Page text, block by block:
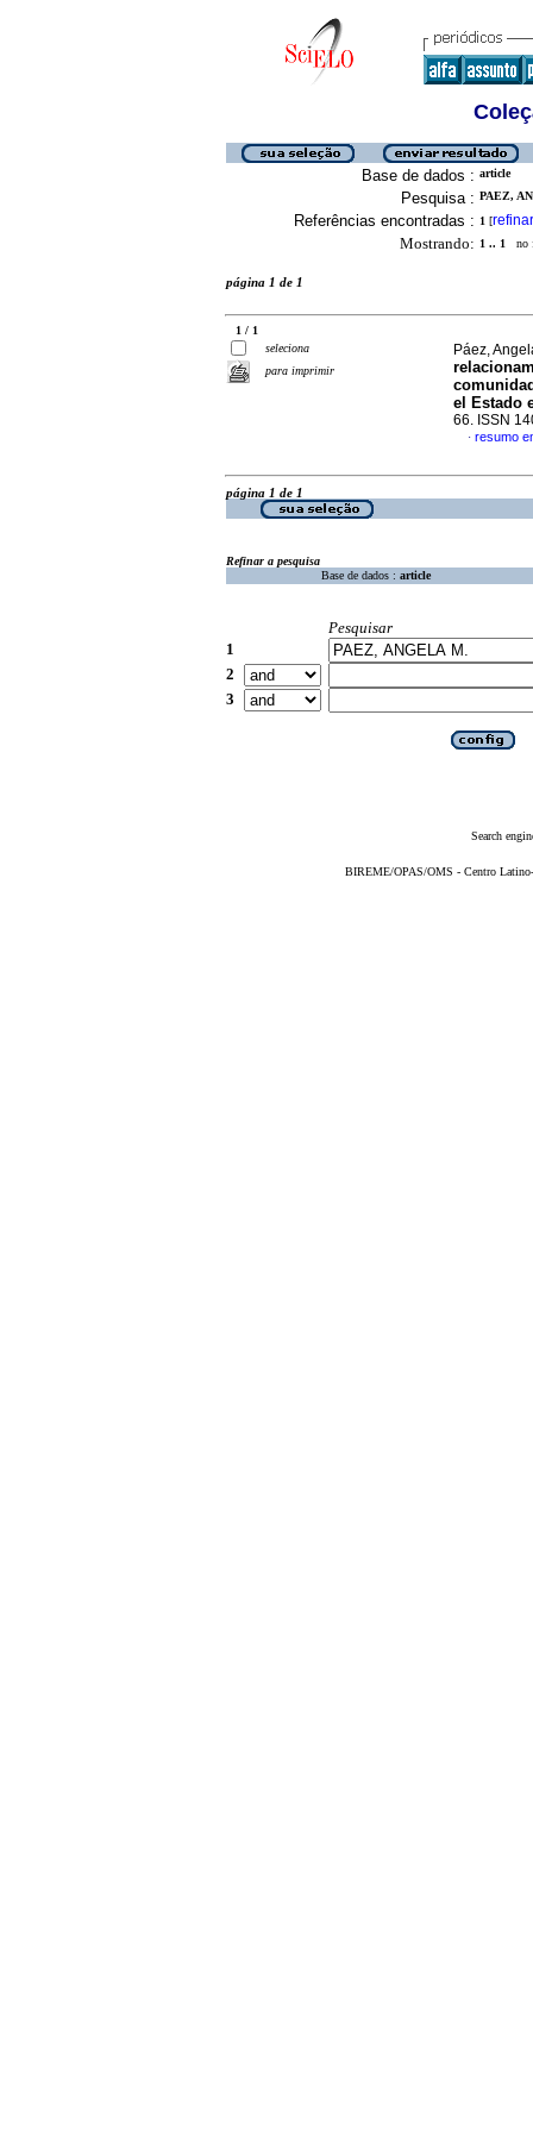
Base de dados : article
Pesquisa : PAEZ,
Referências encontradas : 1 [refinar
Mostrando: 1 .. 1 no
página 1 de 1
1 / 1
seleciona
para imprimir
Páez,
el Estado
66. ISSN
· resumo
página 1 de 1
Refinar a pesquisa
Base de dados : article
Pesquisar
1
2
3
Search
BIREME/OPAS/OMS - Centro Latino-